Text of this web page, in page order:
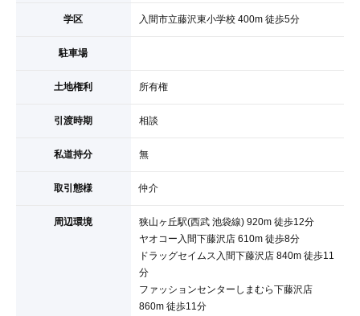
学区 入間市立藤沢東小学校 400m 徒歩5分
駐車場
土地権利 所有権
引渡時期 相談
私道持分 無
取引態様 仲介
周辺環境
狭山ヶ丘駅(西武 池袋線) 920m 徒歩12分
ヤオコー入間下藤沢店 610m 徒歩8分
ドラッグセイムス入間下藤沢店 840m 徒歩11
分
ファッションセンターしまむら下藤沢店
860m 徒歩11分